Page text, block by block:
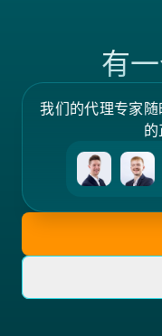
有
我们的代理专家
的